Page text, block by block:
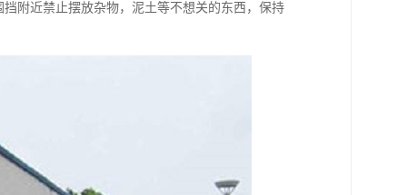
附近禁止摆放杂物，泥土等不想关的东西，保持